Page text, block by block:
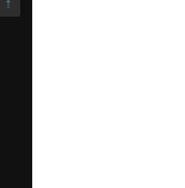
↑